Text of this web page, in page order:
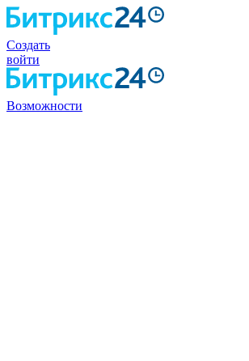
Создать
войти
Возможности